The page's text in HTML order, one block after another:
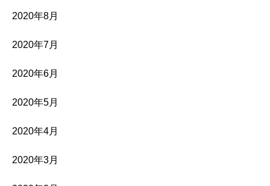
2020年8月
2020年7月
2020年6月
2020年5月
2020年4月
2020年3月